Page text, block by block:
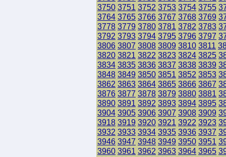
3750 3751 3752 3753 3754 3755
3764 3765 3766 3767 3768 3769
3778 3779 3780 3781 3782 3783
3792 3793 3794 3795 3796 3797
3806 3807 3808 3809 3810 3811
3820 3821 3822 3823 3824 3825
3834 3835 3836 3837 3838 3839
3848 3849 3850 3851 3852 3853
3862 3863 3864 3865 3866 3867
3876 3877 3878 3879 3880 3881
3890 3891 3892 3893 3894 3895
3904 3905 3906 3907 3908 3909
3918 3919 3920 3921 3922 3923
3932 3933 3934 3935 3936 3937
3946 3947 3948 3949 3950 3951
3960 3961 3962 3963 3964 3965